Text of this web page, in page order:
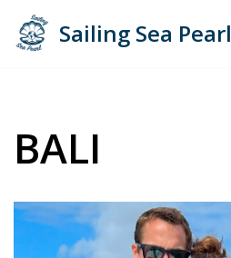
Zum
Sailing Sea Pearl
BALI